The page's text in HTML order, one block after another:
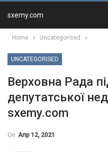
sxemy.com
Home Uncategorised
UNCATEGORISED
Верховна Рада
депутатської
sxemy.com
On Апр 12, 2021